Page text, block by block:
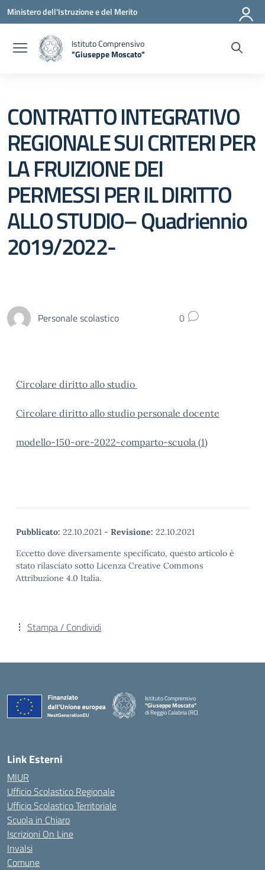
Vai ai contenuti
Vai al menu di navigazione
Vai al footer
Ministero dell'Istruzione e del Merito
Istituto Comprensivo
"Giuseppe Moscato"
CONTRATTO INTEGRATIVO
REGIONALE SUI CRITERI PER
LA FRUIZIONE DEI
PERMESSI PER IL DIRITTO
ALLO STUDIO– Quadriennio
2019/2022-
Personale scolastico 0
Circolare diritto allo studio
Circolare diritto allo studio personale docente
modello-150-ore-2022-comparto-scuola (1)
Pubblicato: 22.10.2021 - Revisione: 22.10.2021
Eccetto dove diversamente specificato, questo articolo è
stato rilasciato sotto Licenza Creative Commons
Attribuzione 4.0 Italia.
Stampa / Condividi
Istituto Comprensivo
"Giuseppe Moscato"
di Reggio Calabria (RC)
— Visita la pagina iniziale della scuola
Link Esterni
MIUR
Ufficio Scolastico Regionale
Ufficio Scolastico Territoriale
Scuola in Chiaro
Iscrizioni On Line
Invalsi
Comune